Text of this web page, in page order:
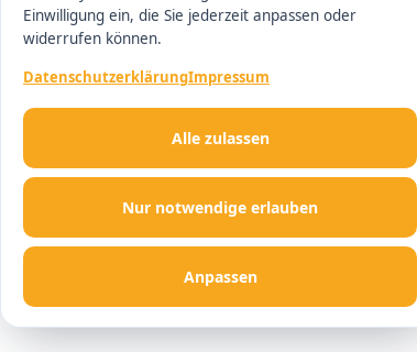
Einwilligung ein, die Sie jederzeit anpassen oder
widerrufen können.
DatenschutzerklärungImpressum
Nur notwendige erlauben
Anpassen
Alle zulassen